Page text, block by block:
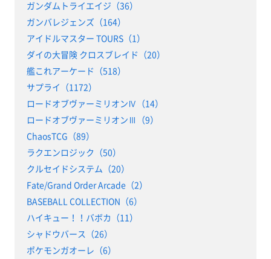
ガンダムトライエイジ（36）
ガンバレジェンズ（164）
アイドルマスター TOURS（1）
ダイの大冒険 クロスブレイド（20）
艦これアーケード（518）
サプライ（1172）
ロードオブヴァーミリオンⅣ（14）
ロードオブヴァーミリオンⅢ（9）
ChaosTCG（89）
ラクエンロジック（50）
クルセイドシステム（20）
Fate/Grand Order Arcade（2）
BASEBALL COLLECTION（6）
ハイキュー！！バボカ（11）
シャドウバース（26）
ポケモンガオーレ（6）